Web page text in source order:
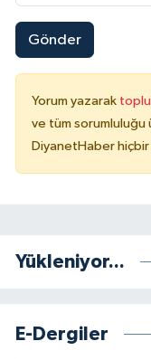
Gönder
Yorum yazarak
ve tüm sorumluluğu
DiyanetHaber
Yükleniyor...
E-Dergiler
Malatya
Manisa
Mardin
Muş